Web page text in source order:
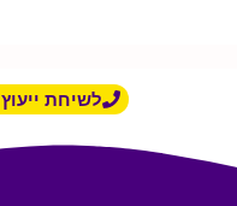
לשיחת ייעוץ 050-5320057